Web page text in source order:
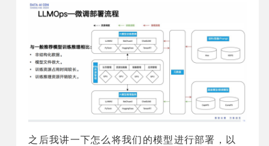
之后我讲一下怎么将我们的模型进行部署，以